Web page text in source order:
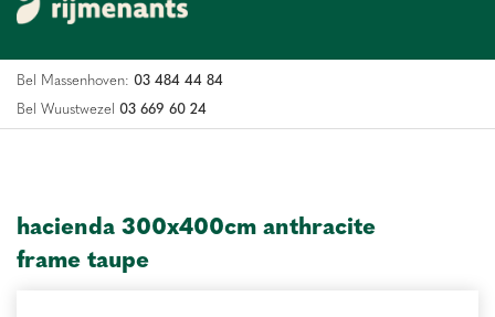
n
n
Bel Massenhoven: 03 484 44 84
Bel Wuustwezel 03 669 60 24
hacienda 300x400cm anthracite
frame taupe